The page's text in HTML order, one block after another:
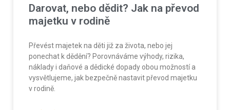
Darovat, nebo dědit? Jak na převod
majetku v rodině
Převést majetek na děti již za života, nebo jej
ponechat k dědění? Porovnáváme výhody, rizika,
náklady i daňové a dědické dopady obou možností a
vysvětlujeme, jak bezpečně nastavit převod majetku
v rodině.